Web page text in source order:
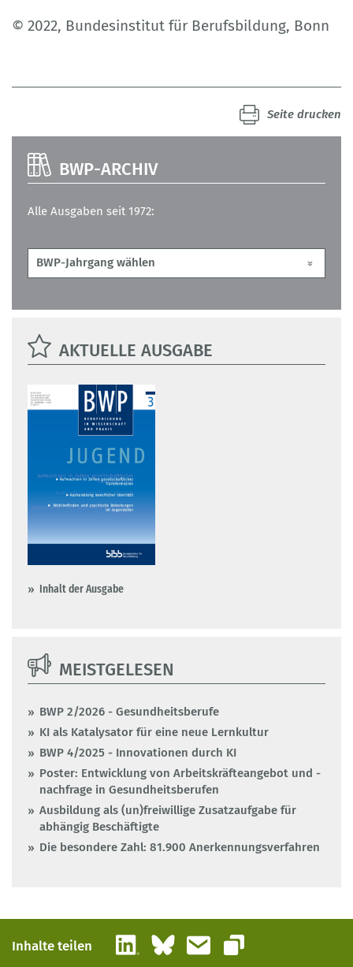
© 2022, Bundesinstitut für Berufsbildung, Bonn
Seite drucken
BWP-ARCHIV
Alle Ausgaben seit 1972:
AKTUELLE AUSGABE
Inhalt der Ausgabe
MEISTGELESEN
BWP 2/2026 - Gesundheitsberufe
KI als Katalysator für eine neue Lernkultur
BWP 4/2025 - Innovationen durch KI
Poster: Entwicklung von Arbeitskräfteangebot und -
nachfrage in Gesundheitsberufen
Ausbildung als (un)freiwillige Zusatzaufgabe für
abhängig Beschäftigte
Die besondere Zahl: 81.900 Anerkennungsverfahren
Inhalte teilen LinkedInBlueskyE-Mail
Link kopieren